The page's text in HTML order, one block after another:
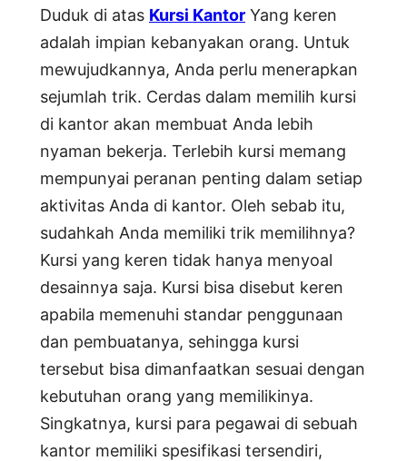
e
a
r
c
h
Duduk di atas Kursi Kantor Yang keren
adalah impian kebanyakan orang. Untuk
mewujudkannya, Anda perlu menerapkan
sejumlah trik. Cerdas dalam memilih kursi
di kantor akan membuat Anda lebih
nyaman bekerja. Terlebih kursi memang
mempunyai peranan penting dalam setiap
aktivitas Anda di kantor. Oleh sebab itu,
sudahkah Anda memiliki trik memilihnya?
Kursi yang keren tidak hanya menyoal
desainnya saja. Kursi bisa disebut keren
apabila memenuhi standar penggunaan
dan pembuatanya, sehingga kursi
tersebut bisa dimanfaatkan sesuai dengan
kebutuhan orang yang memilikinya.
Singkatnya, kursi para pegawai di sebuah
kantor memiliki spesifikasi tersendiri,